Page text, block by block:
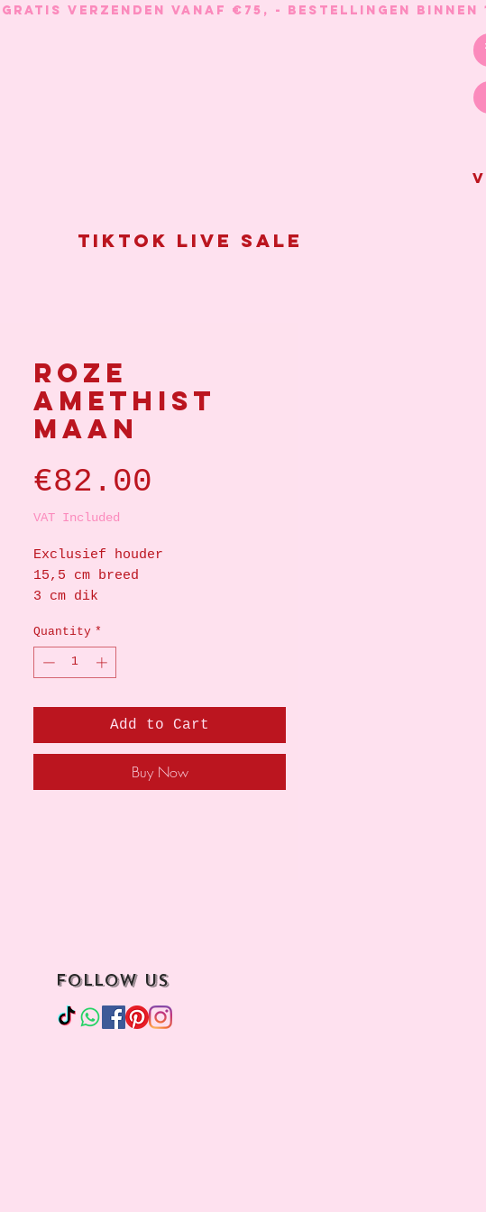
Tiktok live sale
Roze
amethist
maan
€82.00
VAT Included
Exclusief houder
15,5 cm breed
3 cm dik
Quantity *
Add to Cart
Buy Now
follow us